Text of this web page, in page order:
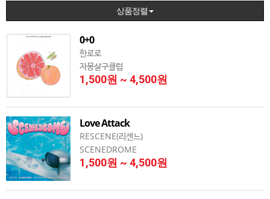
상품정렬
0+0
한로로
자몽살구클럽
1,500원 ~ 4,500원
Love Attack
RESCENE(리센느)
SCENEDROME
1,500원 ~ 4,500원